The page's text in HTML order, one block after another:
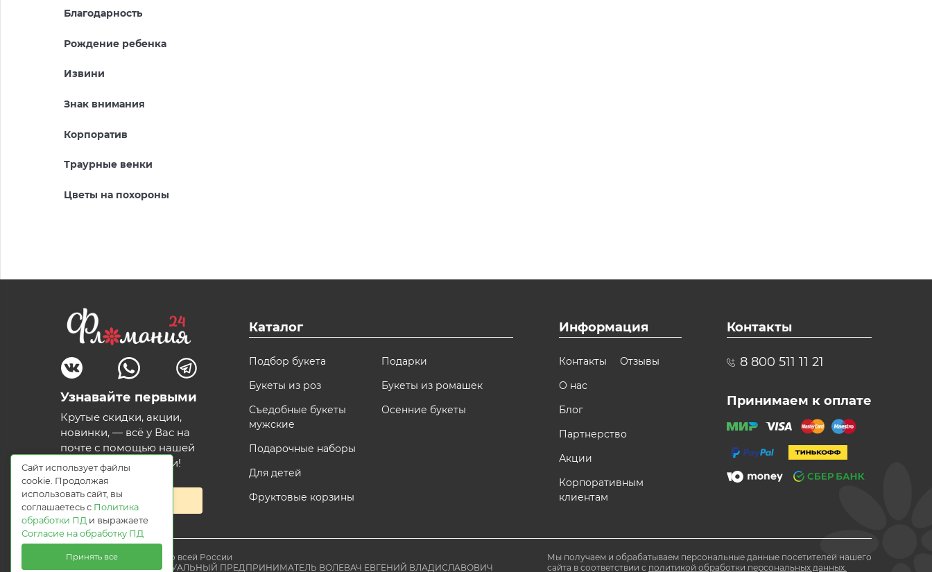
Благодарность
Рождение ребенка
Извини
Знак внимания
Корпоратив
Траурные венки
Цветы на похороны
Узнавайте первыми
Крутые скидки, акции,
новинки, — всё у Вас на
почте с помощью нашей
волшебной рассылки!
Подписаться
Каталог
Подбор букета
Букеты из роз
Съедобные букеты
мужские
Подарочные наборы
Для детей
Фруктовые корзины
Подарки
Букеты из ромашек
Осенние букеты
Информация
Контакты
О нас
Блог
Партнерство
Акции
Корпоративным
клиентам
Отзывы
Контакты
8 800 511 11 21
Принимаем к оплате
© 2021 Доставка цветов по всей России
Flomania24.ru ИНДИВИДУАЛЬНЫЙ ПРЕДПРИНИМАТЕЛЬ ВОЛЕВАЧ ЕВГЕНИЙ ВЛАДИСЛАВОВИЧ
Мы получаем и обрабатываем персональные данные посетителей нашего
сайта в соответствии с политикой обработки персональных данных.
Сайт использует файлы
cookie. Продолжая
использовать сайт, вы
соглашаетесь с Политика
обработки ПД и выражаете
Согласие на обработку ПД
Принять все